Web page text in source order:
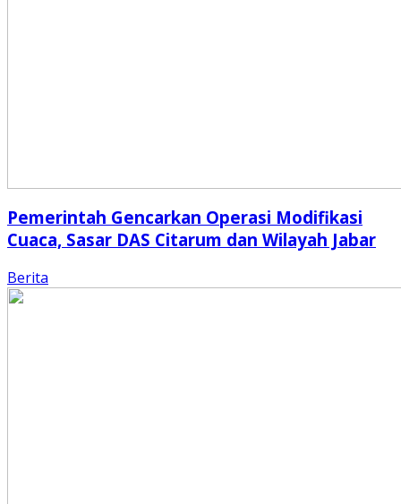
Pemerintah Gencarkan Operasi Modifikasi
Cuaca, Sasar DAS Citarum dan Wilayah Jabar
Berita